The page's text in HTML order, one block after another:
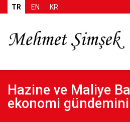
TR EN KR
Hazine ve Maliye
ekonomi